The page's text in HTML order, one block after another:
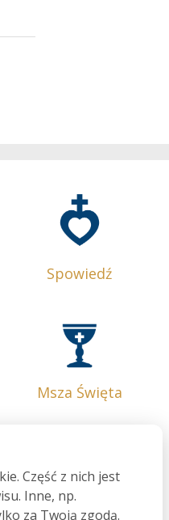
Spowiedź
Msza Święta
Małżeństwo
Część z nich jest
Inne, np.
za Twoją zgodą.